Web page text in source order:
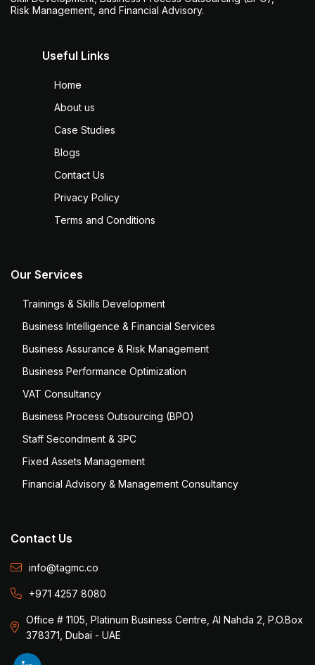
Risk Management, and Financial Advisory.
Useful Links
Home
About us
Case Studies
Blogs
Contact Us
Privacy Policy
Terms and Conditions
Our Services
Trainings & Skills Development
Business Intelligence & Financial Services
Business Assurance & Risk Management
Business Performance Optimization
VAT Consultancy
Business Process Outsourcing (BPO)
Staff Secondment & 3PC
Fixed Assets Management
Financial Advisory & Management Consultancy
Contact Us
info@tagmc.co
+971 4257 8080
Office # 1105, Platinum Business Centre, Al Nahda 2, P.O.Box
378371, Dubai - UAE